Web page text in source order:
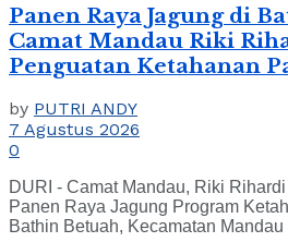
Panen Raya Jagung di
Camat Mandau Riki
Penguatan Ketahanan
by PUTRI ANDY
7 Agustus 2026
0
DURI - Camat Mandau, Riki
Panen Raya Jagung Program
Bathin Betuah, Kecamatan Mandau